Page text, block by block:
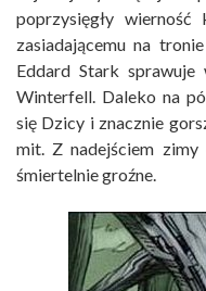
poprzysięgły
zasiadającemu na
Eddard Stark
Winterfell. Daleko na
się Dzicy i znacznie
mit. Z nadejściem zimy
śmiertelnie groźne.